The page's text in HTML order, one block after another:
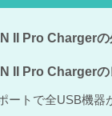
II Pro Charger
II Pro Chargerの
ートで全USB機器